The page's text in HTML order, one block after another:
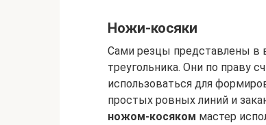
Ножи-косяки
Сами резцы представлены в
треугольника. Они по праву
использоваться для
простых ровных линий и
ножом-косяком мастер